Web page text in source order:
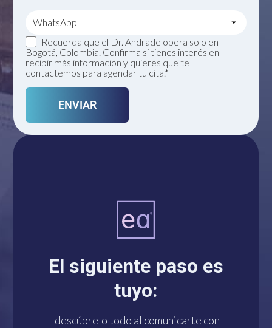
Recuerda que el Dr. Andrade opera solo en
Bogotá, Colombia. Confirma si tienes interés en
recibir más información y quieres que te
contactemos para agendar tu cita.*
El siguiente paso es
tuyo:
descúbrelo todo al comunicarte con
Un solo click te conecta
WhatsApp. ¡Estamos a
tu disposición!